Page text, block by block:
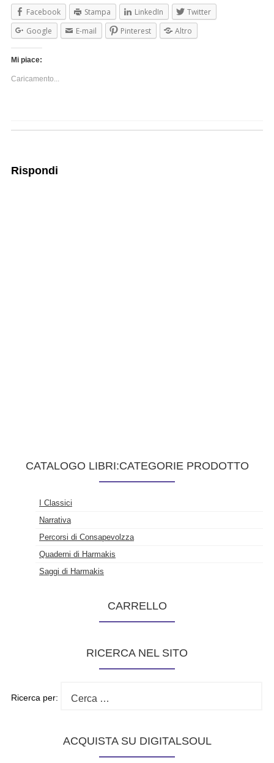
Facebook Stampa LinkedIn
Twitter
Google
E-mail Pinterest Altro
Mi piace:
Caricamento...
Rispondi
CATALOGO LIBRI:CATEGORIE PRODOTTO
I Classici
Narrativa
Percorsi di Consapevolzza
Quaderni di Harmakis
Saggi di Harmakis
CARRELLO
RICERCA NEL SITO
Ricerca per:
ACQUISTA SU DIGITALSOUL